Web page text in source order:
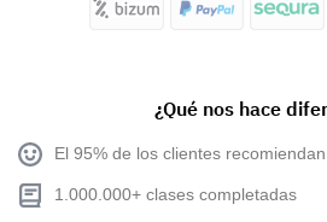
¿Qué nos hace
El 95% de los clientes
1.000.000+ clases completadas